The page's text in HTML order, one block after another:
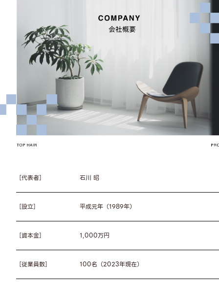
［代表者］ 石川 昭
［設立］ 平成元年（1989年）
［資本金］ 1,000万円
［従業員数］ 100名（2023年現在）